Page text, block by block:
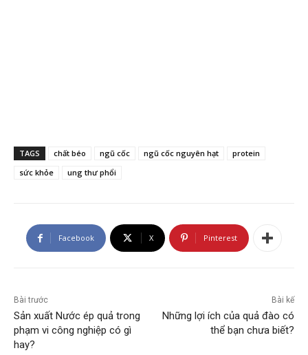
TAGS chất béo ngũ cốc ngũ cốc nguyên hạt
protein
sức khỏe
ung thư phổi
Facebook X Pinterest
Bài trước
Sản xuất Nước ép quả trong
phạm vi công nghiệp có gì
hay?
Bài kế
Những lợi ích của quả đào có
thể bạn chưa biết?